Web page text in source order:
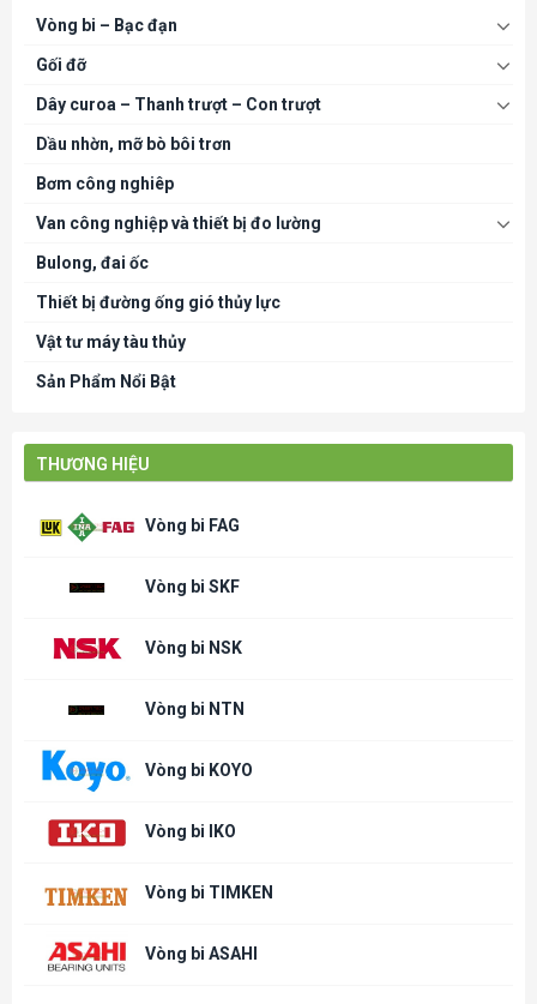
Vòng bi – Bạc đạn
Gối đỡ
Dây curoa – Thanh trượt – Con trượt
Dầu nhờn, mỡ bò bôi trơn
Bơm công nghiêp
Van công nghiệp và thiết bị đo lường
Bulong, đai ốc
Thiết bị đường ống gió thủy lực
Vật tư máy tàu thủy
Sản Phẩm Nổi Bật
THƯƠNG HIỆU
Vòng bi FAG
Vòng bi SKF
Vòng bi NSK
Vòng bi NTN
Vòng bi KOYO
Vòng bi IKO
Vòng bi TIMKEN
Vòng bi ASAHI